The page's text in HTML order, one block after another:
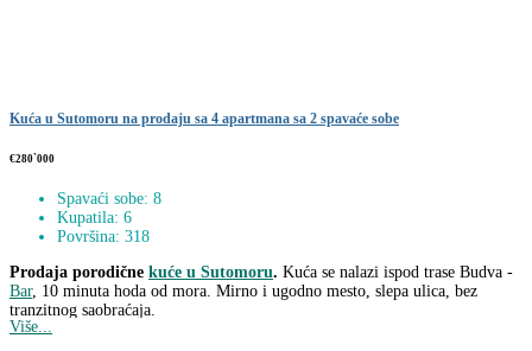
Kuća u Sutomoru na prodaju sa 4 apartmana sa 2 spavaće sobe
€280`000
Spavaći sobe: 8
Kupatila: 6
Površina: 318
Prodaja porodične kuće u Sutomoru. Kuća se nalazi ispod trase Budva -
Bar, 10 minuta hoda od mora. Mirno i ugodno mesto, slepa ulica, bez
tranzitnog saobraćaja.
Više...